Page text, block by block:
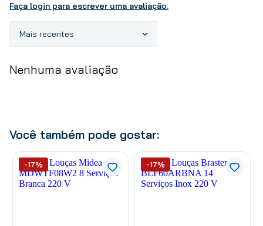
Faça login para escrever uma avaliação.
Mais recentes
Nenhuma avaliação
Você também pode gostar:
-17% -17%